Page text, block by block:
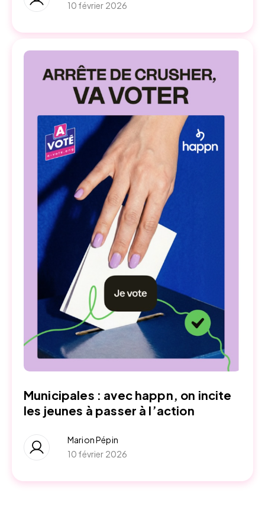
10 février 2026
Municipales : avec happn, on incite
les jeunes à passer à l’action
Marion Pépin
10 février 2026